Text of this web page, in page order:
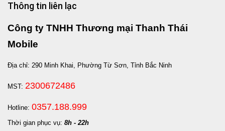
Thông tin liên lạc
Công ty TNHH Thương mại Thanh Thái
Mobile
Địa chỉ: 290 Minh Khai, Phường Từ Sơn, Tỉnh Bắc Ninh
MST: 2300672486
Hotline: 0357.188.999
Thời gian phục vụ: 8h - 22h